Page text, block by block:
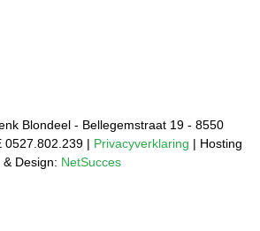
Blondeel - Bellegemstraat 19 - 8550
0527.802.239 | Privacyverklaring | Hosting
& Design: NetSucces